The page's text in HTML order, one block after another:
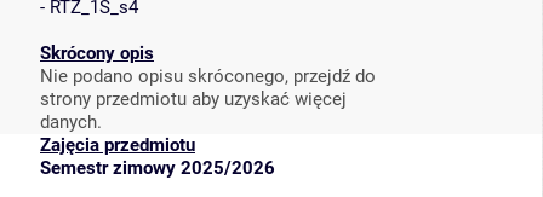
- RTZ_1S_s4
Skrócony opis
Nie podano opisu skróconego, przejdź do
strony przedmiotu aby uzyskać więcej
danych.
Zajęcia przedmiotu
Semestr zimowy 2025/2026